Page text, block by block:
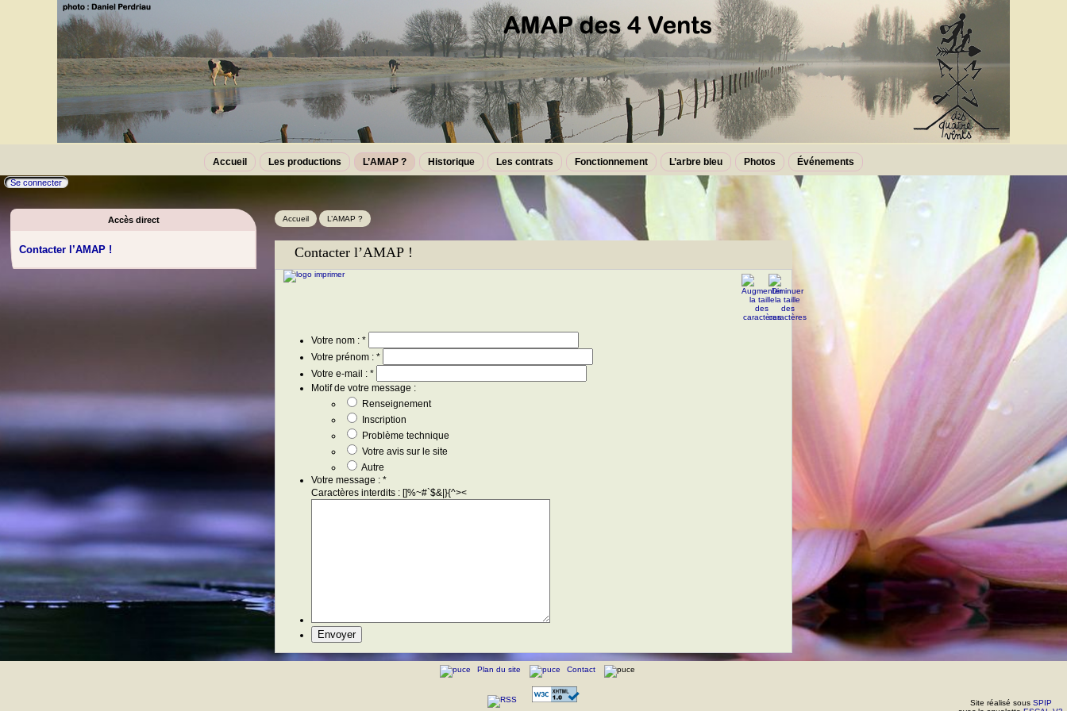
Accueil Les productions L’AMAP ? Historique Les contrats Fonctionnement L’arbre bleu Photos Événements
Se connecter
Accueil L’AMAP ?
Contacter l’AMAP !
Votre nom : *
Votre prénom : *
Votre e-mail : *
Motif de votre message :
Renseignement
Inscription
Problème technique
Votre avis sur le site
Autre
Votre message : *
Caractères interdits : []%~#`$&|}{^><
Accès direct
Contacter l’AMAP !
Plan du site Contact
Site réalisé sous SPIP